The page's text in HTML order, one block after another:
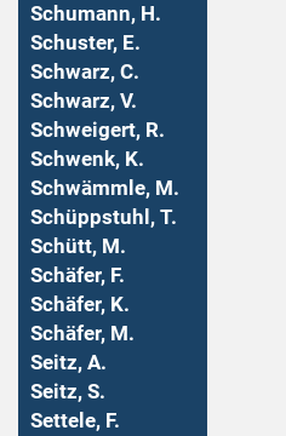
Schumann, H.
Schuster, E.
Schwarz, C.
Schwarz, V.
Schweigert, R.
Schwenk, K.
Schwämmle, M.
Schüppstuhl, T.
Schütt, M.
Schäfer, F.
Schäfer, K.
Schäfer, M.
Seitz, A.
Seitz, S.
Settele, F.